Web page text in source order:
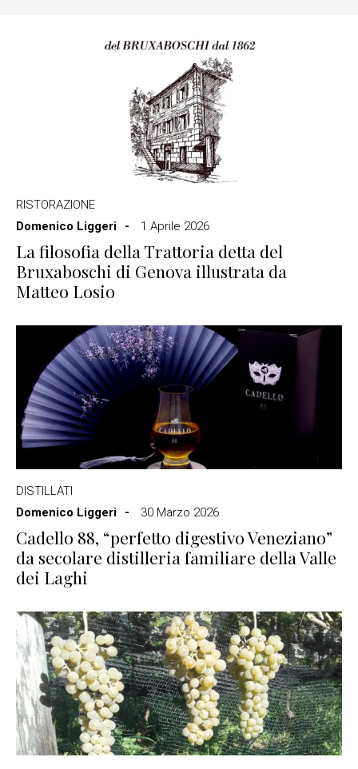
RISTORAZIONE
Domenico Liggeri
1 Aprile 2026
La filosofia della Trattoria detta del
Bruxaboschi di Genova illustrata da
Matteo Losio
DISTILLATI
Domenico Liggeri
30 Marzo 2026
Cadello 88, “perfetto digestivo Veneziano”
da secolare distilleria familiare della Valle
dei Laghi